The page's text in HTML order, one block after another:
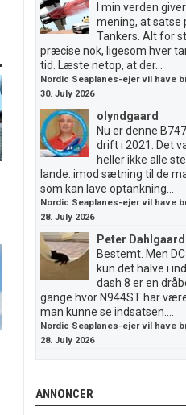
I min verden
mening, at satse
Tankers. Alt for
præcise nok, ligesom hver
tid. Læste netop, at der...
Nordic Seaplanes-ejer vil have
30. July 2026
olyndgaard
Nu er denne
drift i 2021. Det
heller ikke alle
lande..imod sætning til de
som kan lave optankning...
Nordic Seaplanes-ejer vil have
28. July 2026
Peter Dahlgaard
Bestemt. Men
kun det halve i
dash 8 er en
gange hvor N944ST har
man kunne se indsatsen....
Nordic Seaplanes-ejer vil have
28. July 2026
ANNONCER